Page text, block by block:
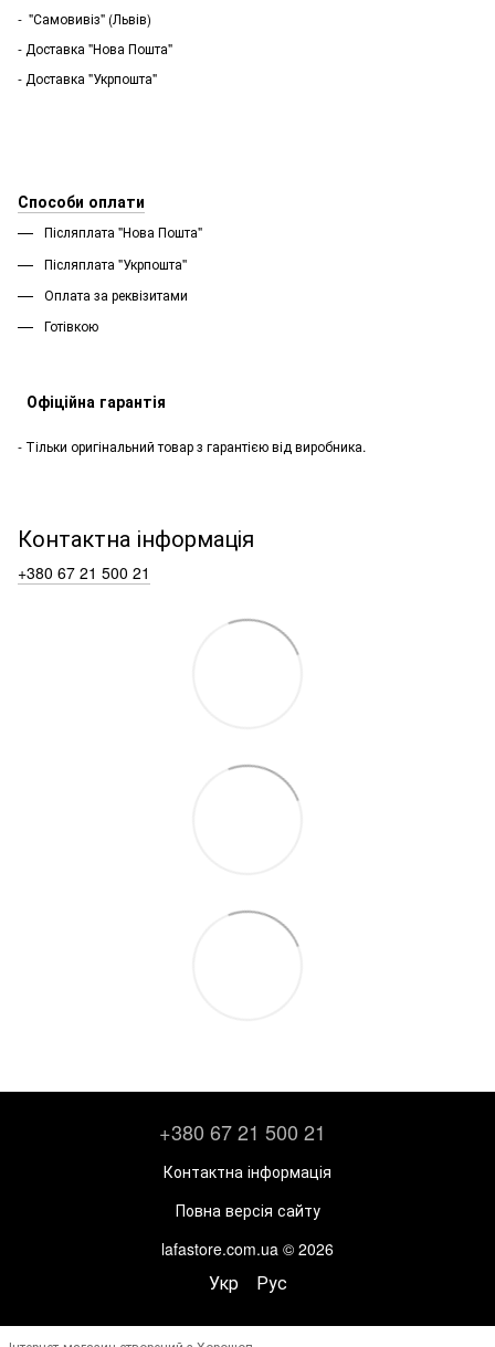
- "Самовивіз" (Львів)
- Доставка "Нова Пошта"
- Доставка "Укрпошта"
Способи оплати
Післяплата "Нова Пошта"
Післяплата "Укрпошта''
Оплата за реквізитами
Готівкою
Офіційна гарантія
- Тільки оригінальний товар з гарантією від виробника.
Контактна інформація
+380 67 21 500 21
+380 67 21 500 21
Контактна інформація
Повна версія сайту
lafastore.com.ua © 2026
Укр Рус